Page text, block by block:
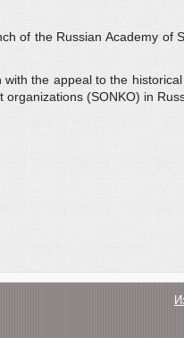
of the Russian Academy of
the appeal to the
(SONKO) in